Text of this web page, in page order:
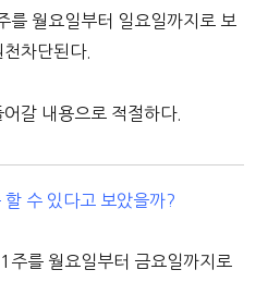
를 월요일부터 일요일까지로 보
차단된다.
갈 내용으로 적절하다.
수 있다고 보았을까?
주를 월요일부터 금요일까지로